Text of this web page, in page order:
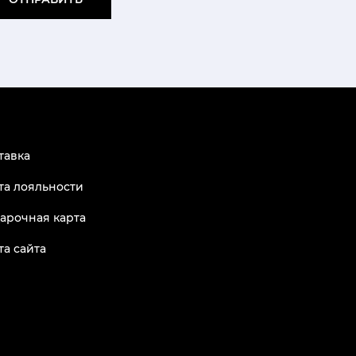
лояльности
карта
сайта